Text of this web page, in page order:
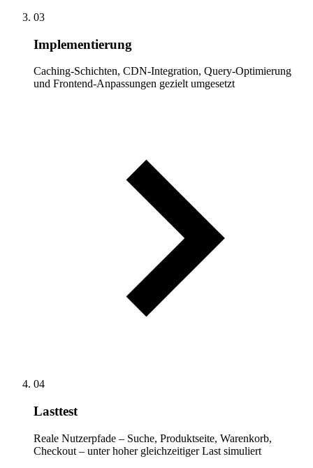
03
Implementierung
Caching-Schichten, CDN-Integration, Query-Optimierung
und Frontend-Anpassungen gezielt umgesetzt
04
Lasttest
Reale Nutzerpfade – Suche, Produktseite, Warenkorb,
Checkout – unter hoher gleichzeitiger Last simuliert